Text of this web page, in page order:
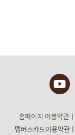
홈페이지 이용약관ㅣ
멤버스카드이용약관